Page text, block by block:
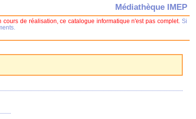
Médiathèque IMEP
de réalisation, ce catalogue informatique n'est pas complet. Si